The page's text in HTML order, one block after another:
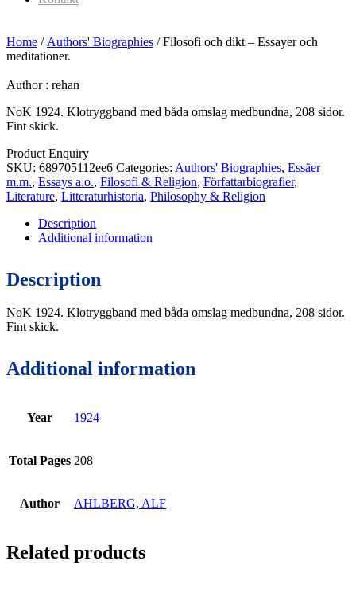
Home / Authors' Biographies / Filosofi och dikt – Essayer och
meditationer.
Author : rehan
NoK 1924. Klotryggband med båda omslag medbundna, 208 sidor.
Fint skick.
Product Enquiry
SKU: 689705112ee6 Categories: Authors' Biographies, Essäer
m.m., Essays a.o., Filosofi & Religion, Författarbiografier,
Literature, Litteraturhistoria, Philosophy & Religion
Description
Additional information
Description
NoK 1924. Klotryggband med båda omslag medbundna, 208 sidor.
Fint skick.
Additional information
Year 1924
Total Pages 208
Author AHLBERG, ALF
Related products